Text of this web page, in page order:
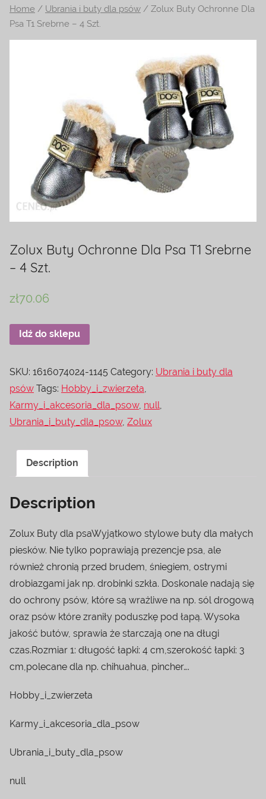
na
temat
terrarystyki
Home / Ubrania i buty dla psów / Zolux Buty Ochronne Dla
Psa T1 Srebrne – 4 Szt.
Zolux Buty Ochronne Dla Psa T1 Srebrne
– 4 Szt.
zł70.06
Idź do sklepu
SKU: 1616074024-1145 Category: Ubrania i buty dla
psów Tags: Hobby_i_zwierzeta,
Karmy_i_akcesoria_dla_psow, null,
Ubrania_i_buty_dla_psow, Zolux
Description
Description
Zolux Buty dla psaWyjątkowo stylowe buty dla małych
piesków. Nie tylko poprawiają prezencje psa, ale
również chronią przed brudem, śniegiem, ostrymi
drobiazgami jak np. drobinki szkła. Doskonale nadają się
do ochrony psów, które są wrażliwe na np. sól drogową
oraz psów które zraniły poduszkę pod łapą. Wysoka
jakość butów, sprawia że starczają one na długi
czas.Rozmiar 1: długość łapki: 4 cm,szerokość łapki: 3
cm,polecane dla np. chihuahua, pincher….
Hobby_i_zwierzeta
Karmy_i_akcesoria_dla_psow
Ubrania_i_buty_dla_psow
null